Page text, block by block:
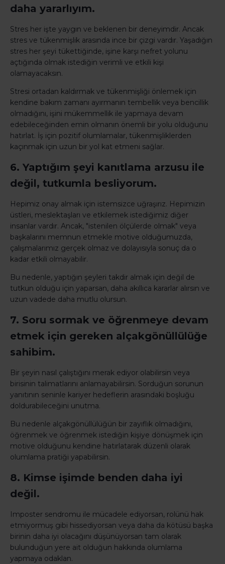
daha yararlıyım.
Stres her işte yaygın ve beklenen bir deneyimdir. Ancak
stres ve tükenmişlik arasında ince bir çizgi vardır. Yaşadığın
stres her şeyi tükettiğinde, işine karşı nefret yolunu
açtığında olmak istediğin verimli ve etkili kişi
olamayacaksın.
Stresi ortadan kaldırmak ve tükenmişliği önlemek için
kendine bakım zamanı ayırmanın tembellik veya bencillik
olmadığını, işini mükemmellik ile yapmaya devam
edebileceğinden emin olmanın önemli bir yolu olduğunu
hatırlat. İş için pozitif olumlamalar, tükenmişliklerden
kaçınmak için uzun bir yol kat etmeni sağlar.
6. Yaptığım şeyi kanıtlama arzusu ile
değil, tutkumla besliyorum.
Hepimiz onay almak için istemsizce uğraşırız. Hepimizin
üstleri, meslektaşları ve etkilemek istediğimiz diğer
insanlar vardır. Ancak, "istenilen ölçülerde olmak" veya
başkalarını memnun etmekle motive olduğumuzda,
çalışmalarımız gerçek olmaz ve dolayısıyla sonuç da o
kadar etkili olmayabilir.
Bu nedenle, yaptığın şeyleri takdir almak için değil de
tutkun olduğu için yaparsan, daha akıllıca kararlar alırsın ve
uzun vadede daha mutlu olursun.
7. Soru sormak ve öğrenmeye devam
etmek için gereken alçakgönüllülüğe
sahibim.
Bir şeyin nasıl çalıştığını merak ediyor olabilirsin veya
birisinin talimatlarını anlamayabilirsin. Sorduğun sorunun
yanıtının seninle kariyer hedeflerin arasındaki boşluğu
doldurabileceğini unutma.
Bu nedenle alçakgönüllülüğün bir zayıflık olmadığını,
öğrenmek ve öğrenmek istediğin kişiye dönüşmek için
motive olduğunu kendine hatırlatarak düzenli olarak
olumlama pratiği yapabilirsin.
8. Kimse işimde benden daha iyi
değil.
Imposter sendromu ile mücadele ediyorsan, rolünü hak
etmiyormuş gibi hissediyorsan veya daha da kötüsü başka
birinin daha iyi olacağını düşünüyorsan tam olarak
bulunduğun yere ait olduğun hakkında olumlama
yapmaya odaklan.